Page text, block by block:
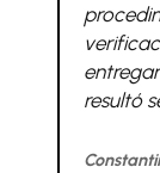
resultó